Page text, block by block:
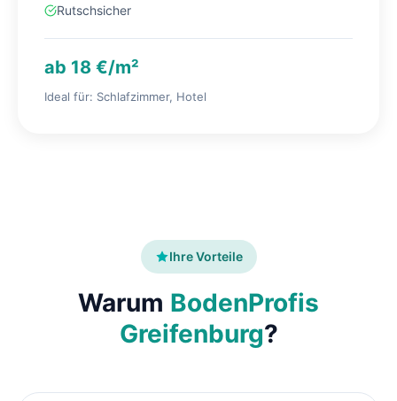
Rutschsicher
ab 18 €/m²
Ideal für: Schlafzimmer, Hotel
Ihre Vorteile
Warum BodenProfis
Greifenburg?